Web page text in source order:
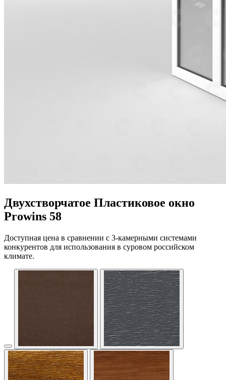
Двухстворчатое Пластиковое окно
Prowins 58
Доступная цена в сравнении с 3-камерными системами
конкурентов для использования в суровом российском
климате.